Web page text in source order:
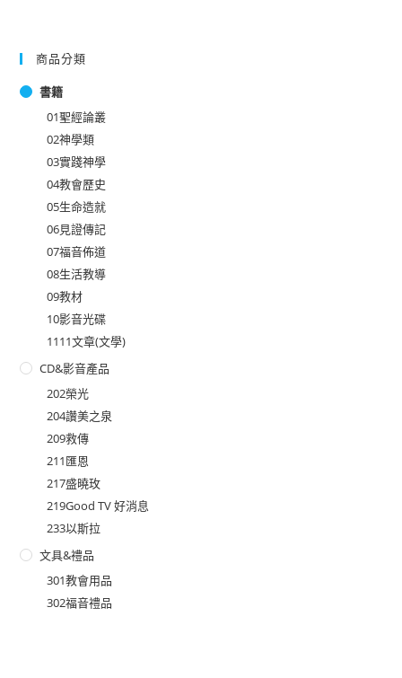
商品分類
書籍
01聖經論叢
02神學類
03實踐神學
04教會歷史
05生命造就
06見證傳記
07福音佈道
08生活教導
09教材
10影音光碟
1111文章(文學)
CD&影音產品
202榮光
204讚美之泉
209救傳
211匯恩
217盛曉玫
219Good TV 好消息
233以斯拉
文具&禮品
301教會用品
302福音禮品